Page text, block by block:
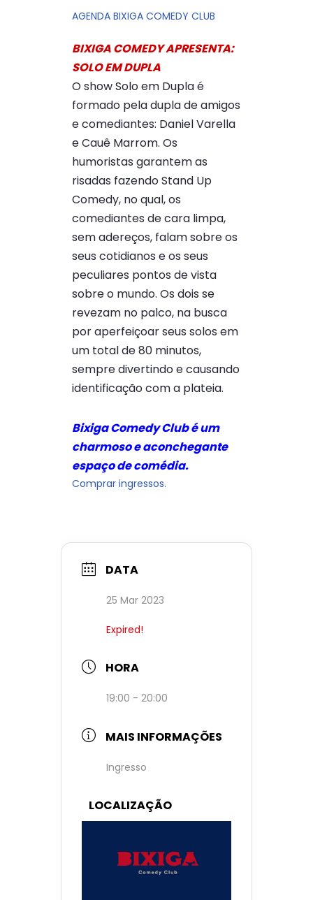
AGENDA BIXIGA COMEDY CLUB
BIXIGA COMEDY APRESENTA:
SOLO EM DUPLA
O show Solo em Dupla é
formado pela dupla de amigos
e comediantes: Daniel Varella
e Cauê Marrom. Os
humoristas garantem as
risadas fazendo Stand Up
Comedy, no qual, os
comediantes de cara limpa,
sem adereços, falam sobre os
seus cotidianos e os seus
peculiares pontos de vista
sobre o mundo. Os dois se
revezam no palco, na busca
por aperfeiçoar seus solos em
um total de 80 minutos,
sempre divertindo e causando
identificação com a plateia.
Bixiga Comedy Club é um
charmoso e aconchegante
espaço de comédia.
Comprar ingressos.
DATA
25 Mar 2023
Expired!
HORA
19:00 - 20:00
MAIS INFORMAÇÕES
Ingresso
LOCALIZAÇÃO